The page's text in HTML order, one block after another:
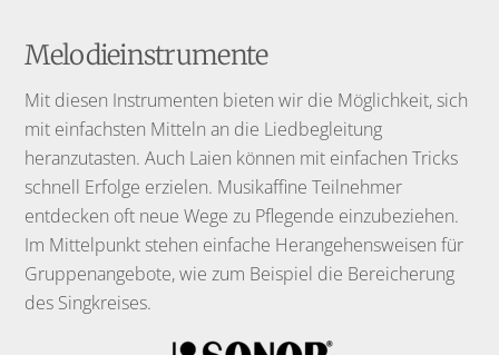
Melodieinstrumente
Mit diesen Instrumenten bieten wir die Möglichkeit, sich
mit einfachsten Mitteln an die Liedbegleitung
heranzutasten. Auch Laien können mit einfachen Tricks
schnell Erfolge erzielen. Musikaffine Teilnehmer
entdecken oft neue Wege zu Pflegende einzubeziehen.
Im Mittelpunkt stehen einfache Herangehensweisen für
Gruppenangebote, wie zum Beispiel die Bereicherung
des Singkreises.